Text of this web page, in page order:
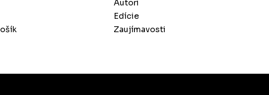
Autori
Edície
Zaujímavosti